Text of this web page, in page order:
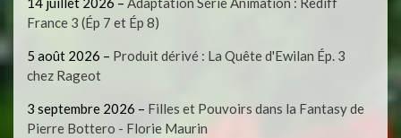
France 3 (Ép 7 et Ép 8)
5 août 2026 – Produit dérivé : La Quête d'Ewilan Ép. 3
chez Rageot
3 septembre 2026 – Filles et Pouvoirs dans la Fantasy de
Pierre Bottero - Florie Maurin